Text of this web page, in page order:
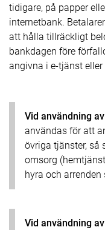
tidigare, på papper
internetbank.
att hålla tillräckligt
bankdagen före
angivna i e-tjänst
Vid användning
användas för att
övriga tjänster, så
omsorg
hyra och
Vid användning